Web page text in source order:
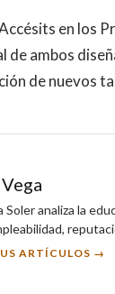
en los
ambos
de nuevos
Soler analiza la
ARTÍCULOS →